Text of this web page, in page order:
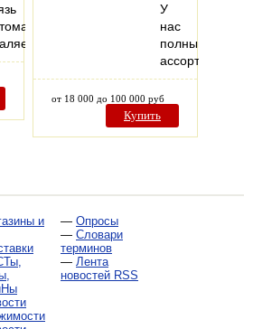
У
нас
полный
ассортимент…
от 18 000 до 100 000 руб
Купить
и
— Опросы
— Словари
терминов
— Лента
новостей RSS